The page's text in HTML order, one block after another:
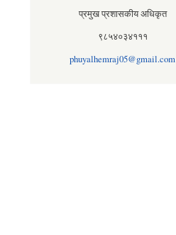
प्रमुख प्रशासकीय अधिकृत
९८५४०३४१११
phuyalhemraj05@gmail.com